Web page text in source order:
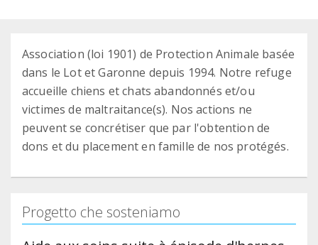
Association (loi 1901) de Protection Animale basée
dans le Lot et Garonne depuis 1994. Notre refuge
accueille chiens et chats abandonnés et/ou
victimes de maltraitance(s). Nos actions ne
peuvent se concrétiser que par l'obtention de
dons et du placement en famille de nos protégés.
Progetto che sosteniamo